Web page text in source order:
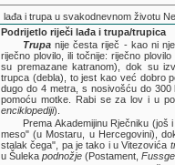
lađa i trupa u svakodnevnom životu
Podrijetlo riječi lađa i trupa/trupica
Trupa nije česta riječ - kao ni
riječno plovilo, ili točnije: riječno
su premazane katranom), dok su
trupca (debla), to jest kao već dobro
dugo do 4 metra, s nosivošću do 300
pomoću motke. Rabi se za lov i u
enciklopediji).
Prema Akademijinu Rječniku (još
meso" (u Mostaru, u Hercegovini),
stalak čega", pa je tako i u Vitezovića
u Šuleka podnožje (Postament,